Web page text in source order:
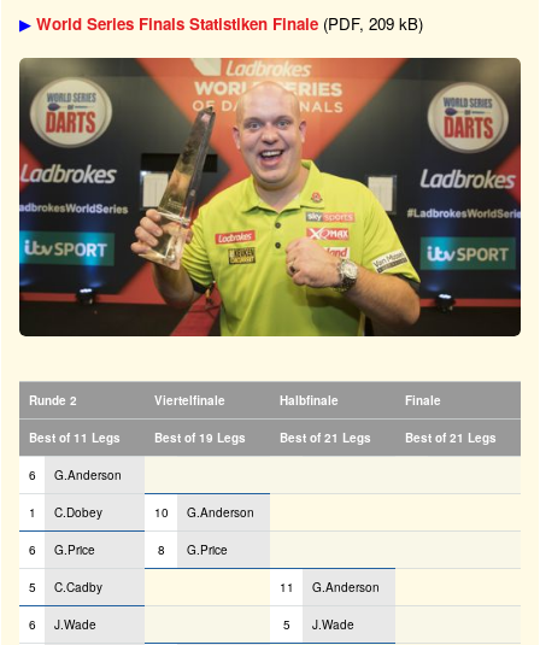
▶ World Series Finals Statistiken Finale (PDF, 209 kB)
Runde 2 Viertelfinale Halbfinale Finale
Best of 11 Legs Best of 19 Legs Best of 21 Legs Best of 21 Legs
6 G.Anderson
1 C.Dobey 10 G.Anderson
6 G.Price 8 G.Price
5 C.Cadby 11 G.Anderson
6 J.Wade 5 J.Wade